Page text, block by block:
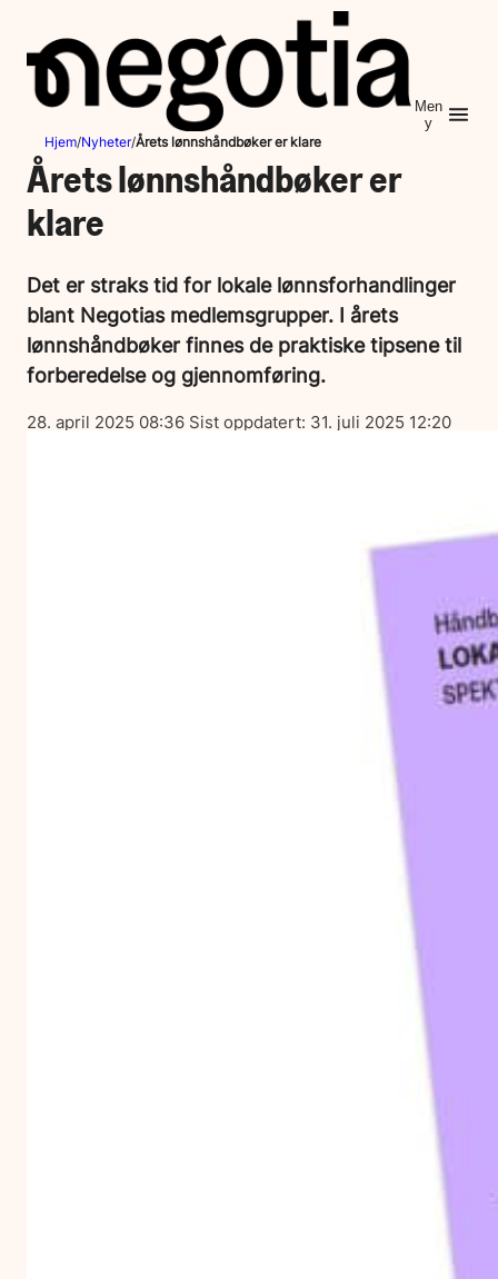
innhold
Men
y
Hjem/Nyheter/Årets lønnshåndbøker er klare
Årets lønnshåndbøker er
klare
Det er straks tid for lokale lønnsforhandlinger
blant Negotias medlemsgrupper. I årets
lønnshåndbøker finnes de praktiske tipsene til
forberedelse og gjennomføring.
Lagt
ut
28. april 2025 08:36 Sist oppdatert: 31. juli 2025 12:20